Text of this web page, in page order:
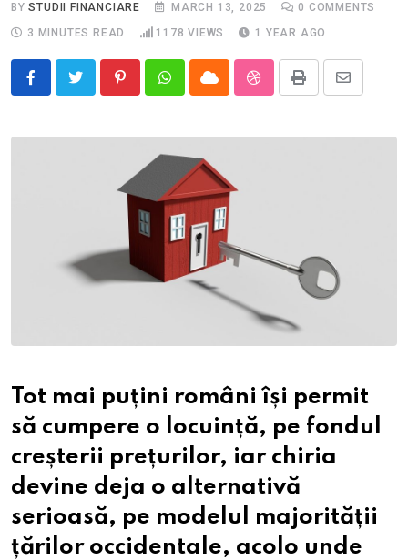
BYSTUDII FINANCIARE MARCH 13, 2025 0 COMMENTS
3 MINUTES READ
1178 VIEWS 1 YEAR AGO
PinterestWhatsappCloud StumbleUpon
Print
Share
Email
Tot mai puțini români își permit
să cumpere o locuință, pe fondul
creșterii prețurilor, iar chiria
devine deja o alternativă
serioasă, pe modelul majorității
țărilor occidentale, acolo unde